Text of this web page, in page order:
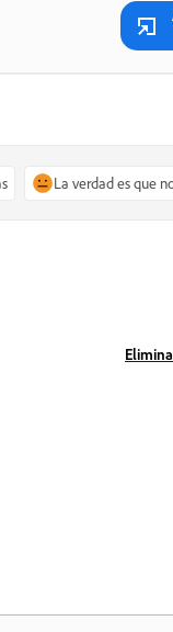
La verdad es que